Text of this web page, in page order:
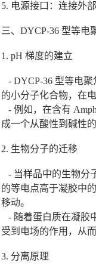
5. 电源接口：连接外
三、DYCP-36 型等电
1. pH 梯度的建立
- DYCP-36 型等电
的小分子化合物，在
- 例如，在含有
成一个从酸性到碱性的
2. 生物分子的迁移
- 当样品中的生物分
的等电点高于凝胶中
移动。
- 随着蛋白质在凝胶
受到电场的作用，从
3. 分离原理